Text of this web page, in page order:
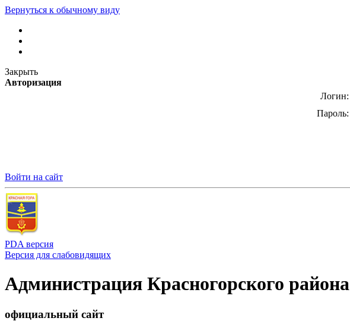
Вернуться к обычному виду
Закрыть
Авторизация
Логин:
Пароль:
Войти на сайт
PDA версия
Версия для слабовидящих
Администрация Красногорского района
официальный сайт